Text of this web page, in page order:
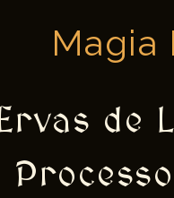
de
Magia